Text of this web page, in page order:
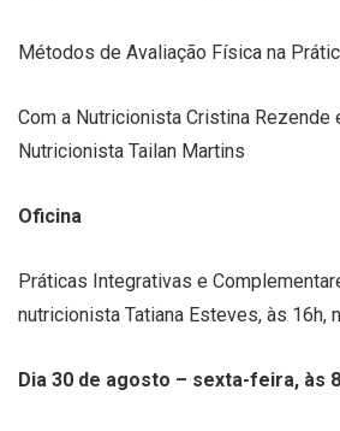
Métodos de Avaliação Física na
Com a Nutricionista Cristina Rezende
Nutricionista Tailan Martins
Oficina
Práticas Integrativas e
nutricionista Tatiana Esteves, às 16h,
Dia 30 de agosto – sexta-feira, às